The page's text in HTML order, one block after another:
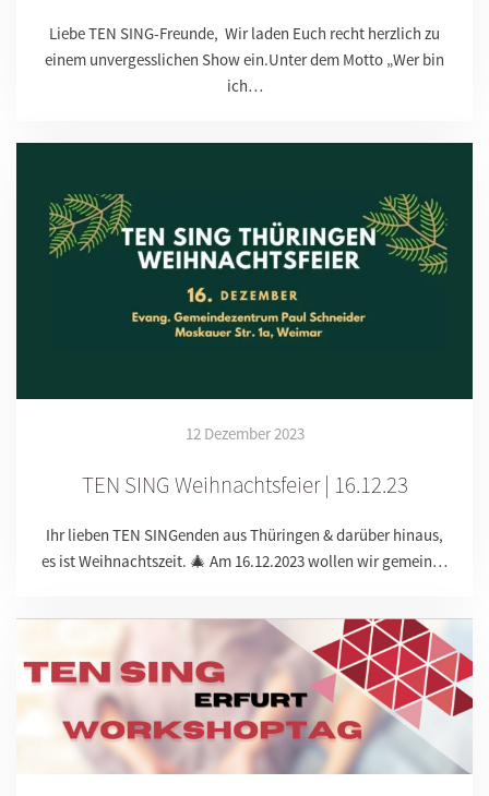
Liebe TEN SING-Freunde, Wir laden Euch recht herzlich zu
einem unvergesslichen Show ein.Unter dem Motto „Wer bin
ich…
12 Dezember 2023
TEN SING Weihnachtsfeier | 16.12.23
Ihr lieben TEN SINGenden aus Thüringen & darüber hinaus,
es ist Weihnachtszeit. 🎄 Am 16.12.2023 wollen wir gemein…